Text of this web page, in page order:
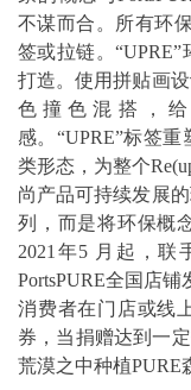
不谋而合。所有环
签或拉链。
打造。使用拼贴画
色撞色混搭，
感。“UPRE”标签
类形态，为整个
尚产品可持续发展
列，而是将环保概
2021年5 月起，联
PortsPURE全国店铺
消费者在门店或线
券，当捐赠达到一
荒漠之中种植PURE